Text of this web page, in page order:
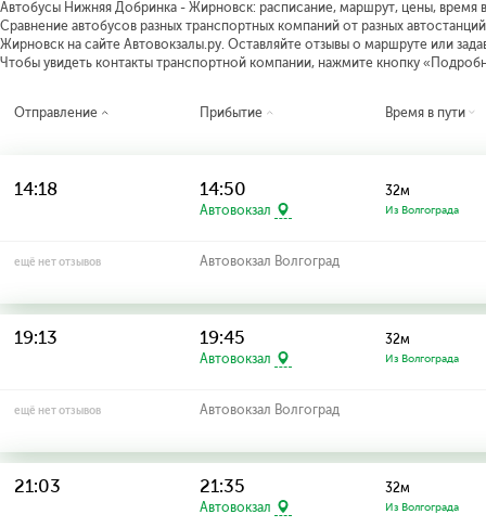
Автобусы Нижняя Добринка - Жирновск: расписание, маршрут, цены, время
Сравнение автобусов разных транспортных компаний от разных
Жирновск на сайте Автовокзалы.ру. Оставляйте отзывы о маршруте или
Чтобы увидеть контакты транспортной компании, нажмите кнопку
Отправление Прибытие Время в пути
14:18 14:50
Автовокзал
32м
Из Волгограда
ещё нет отзывов Автовокзал Волгоград
19:13 19:45
Автовокзал
32м
Из Волгограда
ещё нет отзывов Автовокзал Волгоград
21:03 21:35
Автовокзал
32м
Из Волгограда